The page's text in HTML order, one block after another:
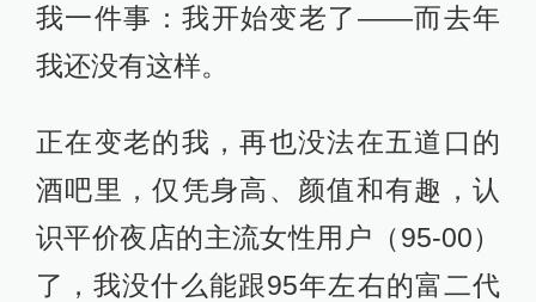
我一件事：我开始变老了——而去年
我还没有这样。
正在变老的我，再也没法在五道口的
酒吧里，仅凭身高、颜值和有趣，认
识平价夜店的主流女性用户（95-00）
了，我没什么能跟95年左右的富二代